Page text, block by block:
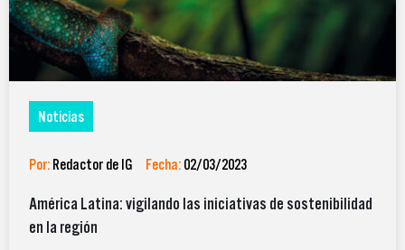
Noticias
Por: Redactor de IG Fecha: 02/03/2023
América Latina: vigilando las iniciativas de sostenibilidad
en la región